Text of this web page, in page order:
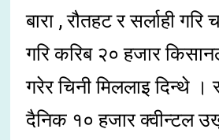
बारा , रौतहट र सर्लाही गरि
गरि करिब २० हजार
गरेर चिनी मिललाइ दिन्थे ।
दैनिक १० हजार क्वीन्टल